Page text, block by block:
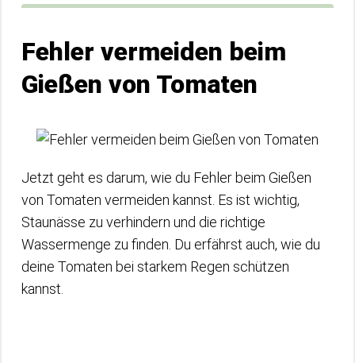
Fehler vermeiden beim
Gießen von Tomaten
Jetzt geht es darum, wie du Fehler beim Gießen
von Tomaten vermeiden kannst. Es ist wichtig,
Staunässe zu verhindern und die richtige
Wassermenge zu finden. Du erfährst auch, wie du
deine Tomaten bei starkem Regen schützen
kannst.